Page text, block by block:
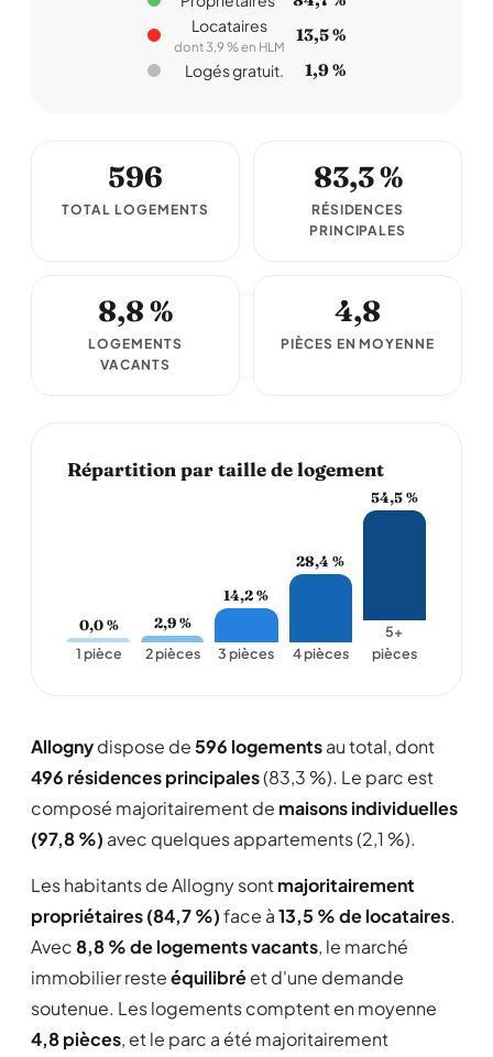
Locataires
dont 3,9 % en HLM
13,5 %
Logés gratuit. 1,9 %
596
TOTAL LOGEMENTS
83,3 %
RÉSIDENCES
PRINCIPALES
8,8 %
LOGEMENTS
VACANTS
4,8
PIÈCES EN MOYENNE
Répartition par taille de logement
0,0 %
1 pièce
2,9 %
2 pièces
14,2 %
3 pièces
28,4 %
4 pièces
54,5 %
5+
pièces
Allognydispose de596 logementsau total, dont
496 résidences principales(83,3 %). Le parc est
composé majoritairement de maisons individuelles
(97,8 %) avec quelques appartements (2,1 %).
Les habitants de Allogny sontmajoritairement
propriétaires (84,7 %)face à13,5 % de locataires.
Avec8,8 % de logements vacants, le marché
immobilier resteéquilibréet d'une demande
soutenue. Les logements comptent en moyenne
4,8 pièces, et le parc a été majoritairement